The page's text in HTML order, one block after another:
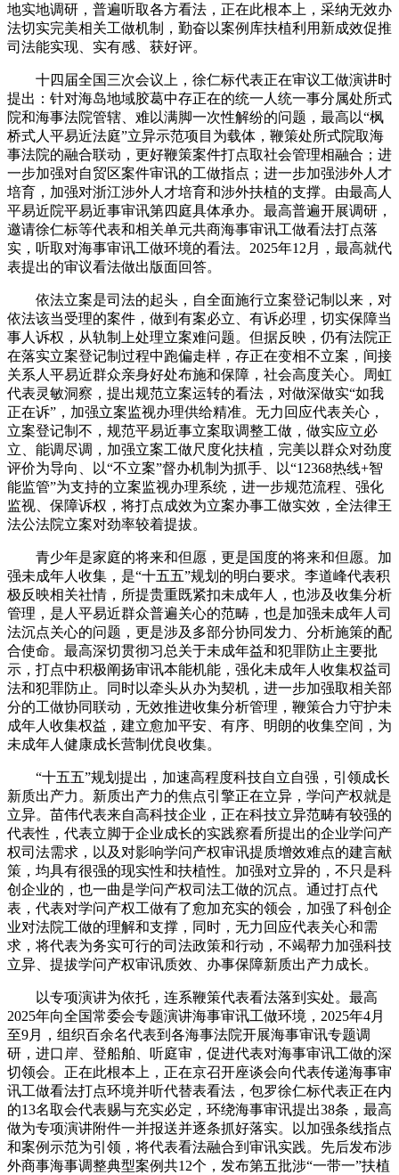
地实地调研，普遍听取各方看法，正在此根本上，采纳无效办
法切实完美相关工做机制，勤奋以案例库扶植利用新成效促推
司法能实现、实有感、获好评。
十四届全国三次会议上，徐仁标代表正在审议工做演讲时
提出：针对海岛地域胶葛中存正在的统一人统一事分属处所式
院和海事法院管辖、难以满脚一次性解纷的问题，最高以“枫
桥式人平易近法庭”立异示范项目为载体，鞭策处所式院取海
事法院的融合联动，更好鞭策案件打点取社会管理相融合；进
一步加强对自贸区案件审讯的工做指点；进一步加强涉外人才
培育，加强对浙江涉外人才培育和涉外扶植的支撑。由最高人
平易近院平易近事审讯第四庭具体承办。最高普遍开展调研，
邀请徐仁标等代表和相关单元共商海事审讯工做看法打点落
实，听取对海事审讯工做环境的看法。2025年12月，最高就代
表提出的审议看法做出版面回答。
依法立案是司法的起头，自全面施行立案登记制以来，对
依法该当受理的案件，做到有案必立、有诉必理，切实保障当
事人诉权，从轨制上处理立案难问题。但据反映，仍有法院正
在落实立案登记制过程中跑偏走样，存正在变相不立案，间接
关系人平易近群众亲身好处布施和保障，社会高度关心。周虹
代表灵敏洞察，提出规范立案运转的看法，对做深做实“如我
正在诉”，加强立案监视办理供给精准。无力回应代表关心，
立案登记制不，规范平易近事立案取调整工做，做实应立必
立、能调尽调，加强立案工做尺度化扶植，完美以群众对劲度
评价为导向、以“不立案”督办机制为抓手、以“12368热线+智
能监管”为支持的立案监视办理系统，进一步规范流程、强化
监视、保障诉权，将打点成效为立案办事工做实效，全法律王
法公法院立案对劲率较着提拔。
青少年是家庭的将来和但愿，更是国度的将来和但愿。加
强未成年人收集，是“十五五”规划的明白要求。李道峰代表积
极反映相关社情，所提贵重既紧扣未成年人，也涉及收集分析
管理，是人平易近群众普遍关心的范畴，也是加强未成年人司
法沉点关心的问题，更是涉及多部分协同发力、分析施策的配
合使命。最高深切贯彻习总关于未成年益和犯罪防止主要批
示，打点中积极阐扬审讯本能机能，强化未成年人收集权益司
法和犯罪防止。同时以牵头从办为契机，进一步加强取相关部
分的工做协同联动，无效推进收集分析管理，鞭策合力守护未
成年人收集权益，建立愈加平安、有序、明朗的收集空间，为
未成年人健康成长营制优良收集。
“十五五”规划提出，加速高程度科技自立自强，引领成长
新质出产力。新质出产力的焦点引擎正在立异，学问产权就是
立异。苗伟代表来自高科技企业，正在科技立异范畴有较强的
代表性，代表立脚于企业成长的实践察看所提出的企业学问产
权司法需求，以及对影响学问产权审讯提质增效难点的建言献
策，均具有很强的现实性和扶植性。加强对立异的，不只是科
创企业的，也一曲是学问产权司法工做的沉点。通过打点代
表，代表对学问产权工做有了愈加充实的领会，加强了科创企
业对法院工做的理解和支撑，同时，无力回应代表关心和需
求，将代表为务实可行的司法政策和行动，不竭帮力加强科技
立异、提拔学问产权审讯质效、办事保障新质出产力成长。
以专项演讲为依托，连系鞭策代表看法落到实处。最高
2025年向全国常委会专题演讲海事审讯工做环境，2025年4月
至9月，组织百余名代表到各海事法院开展海事审讯专题调
研，进口岸、登船舶、听庭审，促进代表对海事审讯工做的深
切领会。正在此根本上，正在京召开座谈会向代表传递海事审
讯工做看法打点环境并听代替表看法，包罗徐仁标代表正在内
的13名取会代表赐与充实必定，环绕海事审讯提出38条，最高
做为专项演讲附件一并报送并逐条抓好落实。以加强条线指点
和案例示范为引领，将代表看法融合到审讯实践。先后发布涉
外商事海事调整典型案例共12个，发布第五批涉“一带一”扶植